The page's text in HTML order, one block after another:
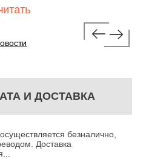
И ДОСТАВКА
безналично,
Доставка